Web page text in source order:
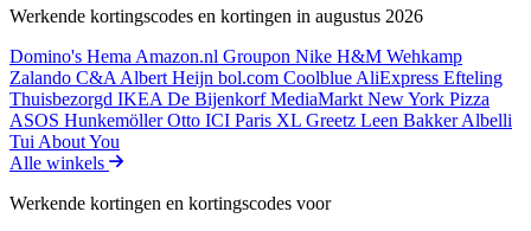
Werkende kortingscodes en kortingen in augustus 2026
Domino's Hema Amazon.nl Groupon Nike H&M Wehkamp
Zalando C&A Albert Heijn bol.com Coolblue AliExpress Efteling
Thuisbezorgd IKEA De BijenkorfMediaMarkt New York Pizza
ASOS HunkemöllerOtto ICI Paris XL Greetz Leen BakkerAlbelli
Tui About You
Alle winkels
Werkende kortingen en kortingscodes voor